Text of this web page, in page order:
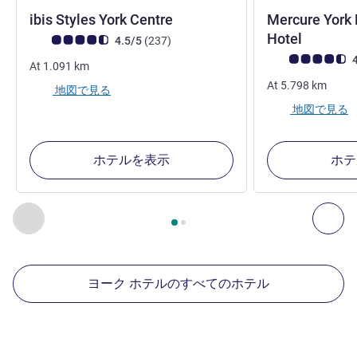
前に戻る - 周辺の他の施設 次
2ページ中 , 周辺の他の施設 1 :, 周辺の他の施設 2
ibis Styles York Centre
お客さまの声 (確認済みレビュー アコーホテルズ)
4.5/5 (237件のレビュー
)
At 1.091 km
地図で見る
ホテルを表示
Mercure
Hotel
お客さまの声 (
At 5.798 km
地図で見る
ホ
ヨーク ホテルのすべてのホテル